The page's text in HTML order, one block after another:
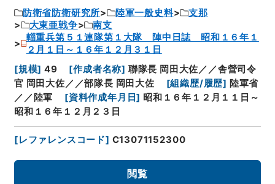
防衛省防衛研究所 陸軍一般史料
支那
大東亜戦争
南支
輜重兵第５１連隊第１大隊 陣中日誌 昭和１６年１
２月１日～１６年１２月３１日
[規模] 49 [作成者名称] 聯隊長 岡田大佐／／舎營司令
官 岡田大佐／／部隊長 岡田大佐
[組織歴/履歴] 陸軍省
／／陸軍
[資料作成年月日] 昭和１６年１２月１１日～
昭和１６年１２月２３日
[レファレンスコード] C13071152300
閲覧